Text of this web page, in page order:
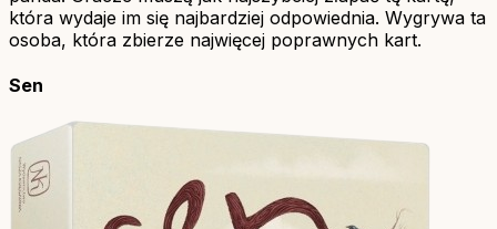
która wydaje im się najbardziej odpowiednia. Wygrywa ta
osoba, która zbierze najwięcej poprawnych kart.
Sen